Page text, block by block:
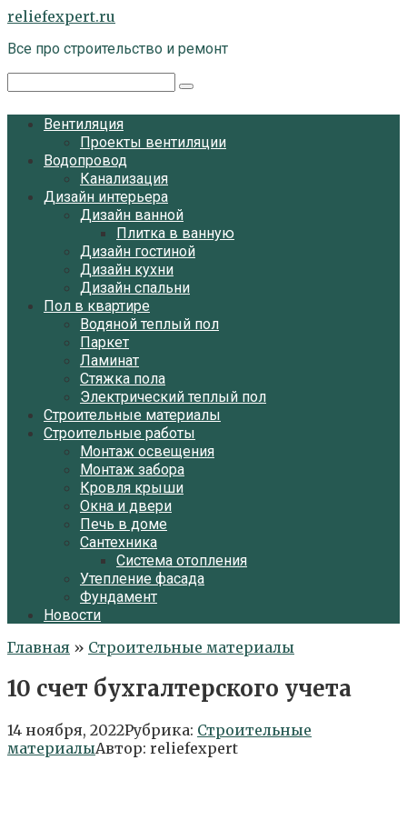
Перейти
контенту
reliefexpert.ru
Все про строительство и ремонт
Вентиляция
Проекты вентиляции
Водопровод
Канализация
Дизайн интерьера
Дизайн ванной
Плитка в ванную
Дизайн гостиной
Дизайн кухни
Дизайн спальни
Пол в квартире
Водяной теплый пол
Паркет
Ламинат
Стяжка пола
Электрический теплый пол
Строительные материалы
Строительные работы
Монтаж освещения
Монтаж забора
Кровля крыши
Окна и двери
Печь в доме
Сантехника
Система отопления
Утепление фасада
Фундамент
Новости
Главная » Строительные материалы
10 счет бухгалтерского учета
14 ноября, 2022Рубрика: Строительные
материалыАвтор: reliefexpert